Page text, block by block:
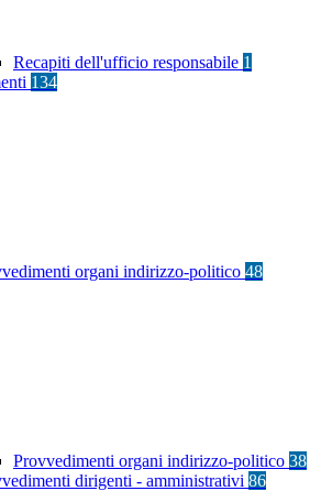
Recapiti dell'ufficio responsabile 1
134
organi indirizzo-politico 48
Provvedimenti organi indirizzo-politico 38
dirigenti - amministrativi 86